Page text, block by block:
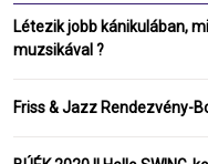
Létezik jobb kánikulában,
muzsikával ?
Friss & Jazz Rendezvény-